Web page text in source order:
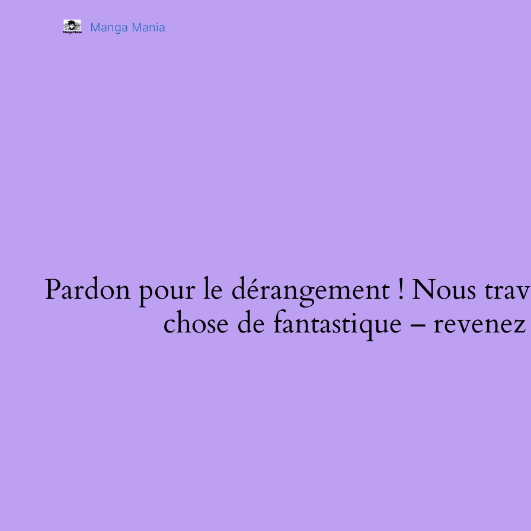
Manga Mania
Pardon pour le dérangement ! Nous
chose de fantastique –